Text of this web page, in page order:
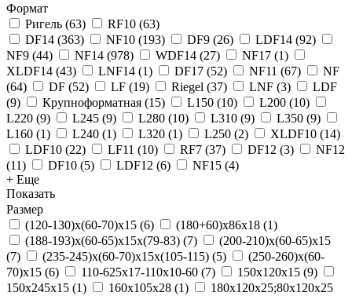
Формат
Ригель (63) RF10 (63)
DF14 (363) NF10 (193) DF9 (26) LDF14 (92)
NF9 (44) NF14 (978) WDF14 (27) NF17 (1)
XLDF14 (43) LNF14 (1) DF17 (52) NF11 (67)
NF
(64) DF (52) LF (19) Riegel (37) LNF (3)
LDF
(9) Крупноформатная (15) L150 (10) L200 (10)
L220 (9) L245 (9) L280 (10) L310 (9) L350 (9)
L160 (1) L240 (1) L320 (1) L250 (2) XLDF10 (14)
LDF10 (22) LF11 (10) RF7 (37) DF12 (3)
NF12
(11) DF10 (5) LDF12 (6) NF15 (4)
+ Еще
Показать
Размер
(120-130)х(60-70)х15 (6) (180+60)х86х18 (1)
(188-193)х(60-65)х15х(79-83) (7)
(200-210)х(60-65)х15
(7) (235-245)х(60-70)х15х(105-115) (5)
(250-260)х(60-
70)х15 (6) 110-625x17-110x10-60 (7) 150x120x15 (9)
150x245x15 (1) 160x105x28 (1)
180х120х25;80х120х25